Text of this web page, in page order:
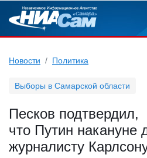
Новости Политика
Выборы в Самарской области
Песков подтвердил,
что Путин накануне
журналисту